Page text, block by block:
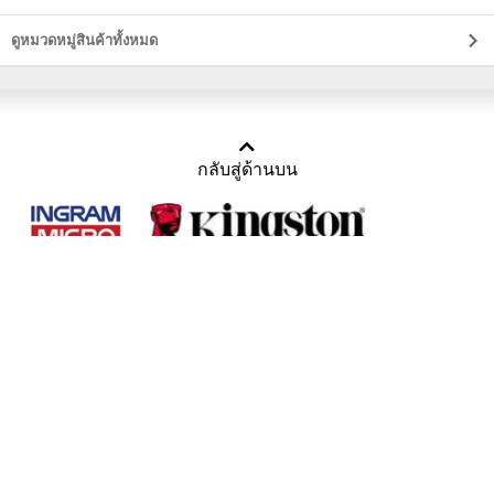
ดูหมวดหมู่สินค้าทั้งหมด
กลับสู่ด้านบน